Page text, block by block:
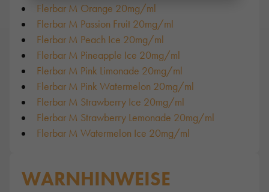
Flerbar M Orange 20mg/ml
Flerbar M Passion Fruit 20mg/ml
Flerbar M Peach Ice 20mg/ml
Flerbar M Pineapple Ice 20mg/ml
Flerbar M Pink Limonade 20mg/ml
Flerbar M Pink Watermelon 20mg/ml
Flerbar M Strawberry Ice 20mg/ml
Flerbar M Strawberry Lemonade 20mg/ml
Flerbar M Watermelon Ice 20mg/ml
WARNHINWEISE